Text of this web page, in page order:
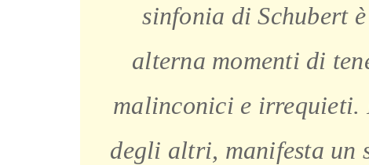
sinfonia di Schubert
alterna momenti di
malinconici e irrequieti.
degli altri, manifesta un